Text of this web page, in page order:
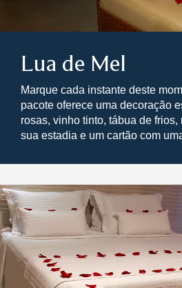
Lua de Mel
Marque cada instante deste
pacote oferece uma decoração
rosas, vinho tinto, tábua de
sua estadia e um cartão com